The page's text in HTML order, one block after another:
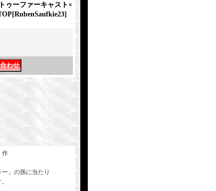
ーファーキャスト×
[RubenSaufkie23]
作
」の孫に当たり